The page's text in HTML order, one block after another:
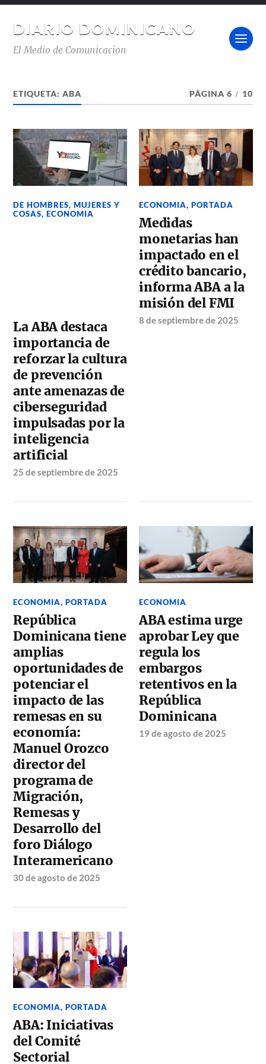
DIARIO DOMINICANO
El Medio de Comunicacion
ETIQUETA:ABA PÁGINA 6 / 10
DE HOMBRES, MUJERES Y
COSAS,ECONOMIA
La ABA destaca
importancia de
reforzar la cultura
de prevención
ante amenazas de
ciberseguridad
impulsadas por la
inteligencia
artificial
25 de septiembre de 2025
ECONOMIA,PORTADA
Medidas
monetarias han
impactado en el
crédito bancario,
informa ABA a la
misión del FMI
8 de septiembre de 2025
ECONOMIA,PORTADA
República
Dominicana tiene
amplias
oportunidades de
potenciar el
impacto de las
remesas en su
economía:
Manuel Orozco
director del
programa de
Migración,
Remesas y
Desarrollo del
foro Diálogo
Interamericano
30 de agosto de 2025
ECONOMIA
ABA estima urge
aprobar Ley que
regula los
embargos
retentivos en la
República
Dominicana
19 de agosto de 2025
ECONOMIA,PORTADA
ABA: Iniciativas
del Comité
Sectorial